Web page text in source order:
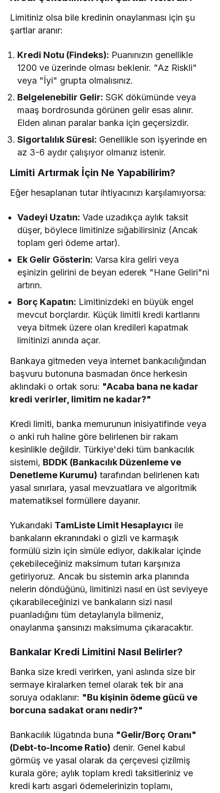
Limitiniz olsa bile kredinin onaylanması için şu
şartlar aranır:
Kredi Notu (Findeks): Puanınızın genellikle
1200 ve üzerinde olması beklenir. "Az Riskli"
veya "İyi" grupta olmalısınız.
Belgelenebilir Gelir: SGK dökümünde veya
maaş bordrosunda görünen gelir esas alınır.
Elden alınan paralar banka için geçersizdir.
Sigortalılık Süresi: Genellikle son işyerinde en
az 3-6 aydır çalışıyor olmanız istenir.
Limiti Artırmak İçin Ne Yapabilirim?
Eğer hesaplanan tutar ihtiyacınızı karşılamıyorsa:
Vadeyi Uzatın: Vade uzadıkça aylık taksit
düşer, böylece limitinize sığabilirsiniz (Ancak
toplam geri ödeme artar).
Ek Gelir Gösterin: Varsa kira geliri veya
eşinizin gelirini de beyan ederek "Hane Geliri"ni
artırın.
Borç Kapatın: Limitinizdeki en büyük engel
mevcut borçlardır. Küçük limitli kredi kartlarını
veya bitmek üzere olan kredileri kapatmak
limitinizi anında açar.
Bankaya gitmeden veya internet bankacılığından
başvuru butonuna basmadan önce herkesin
aklındaki o ortak soru: "Acaba bana ne kadar
kredi verirler, limitim ne kadar?"
Kredi limiti, banka memurunun inisiyatifinde veya
o anki ruh haline göre belirlenen bir rakam
kesinlikle değildir. Türkiye'deki tüm bankacılık
sistemi, BDDK (Bankacılık Düzenleme ve
Denetleme Kurumu) tarafından belirlenen katı
yasal sınırlara, yasal mevzuatlara ve algoritmik
matematiksel formüllere dayanır.
Yukarıdaki TamListe Limit Hesaplayıcı ile
bankaların ekranındaki o gizli ve karmaşık
formülü sizin için simüle ediyor, dakikalar içinde
çekebileceğiniz maksimum tutarı karşınıza
getiriyoruz. Ancak bu sistemin arka planında
nelerin döndüğünü, limitinizi nasıl en üst seviyeye
çıkarabileceğinizi ve bankaların sizi nasıl
puanladığını tüm detaylarıyla bilmeniz,
onaylanma şansınızı maksimuma çıkaracaktır.
Bankalar Kredi Limitini Nasıl Belirler?
Banka size kredi verirken, yani aslında size bir
sermaye kiralarken temel olarak tek bir ana
soruya odaklanır: "Bu kişinin ödeme gücü ve
borcuna sadakat oranı nedir?"
Bankacılık lügatında buna "Gelir/Borç Oranı"
(Debt-to-Income Ratio) denir. Genel kabul
görmüş ve yasal olarak da çerçevesi çizilmiş
kurala göre; aylık toplam kredi taksitleriniz ve
kredi kartı asgari ödemelerinizin toplamı,